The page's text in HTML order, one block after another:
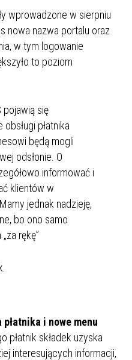
wprowadzone w sierpniu
nowa nazwa portalu oraz
w tym logowanie
to poziom
pojawią się
płatnika
będą mogli
odsłonie. O
informować i
klientów w
jednak nadzieję,
bo ono samo
rękę”
i nowe menu
płatnik składek uzyska
interesujących informacji,